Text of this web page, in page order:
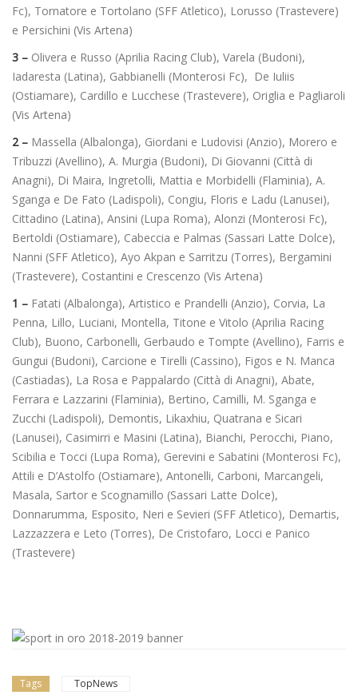
Fc), Tornatore e Tortolano (SFF Atletico), Lorusso (Trastevere)
e Persichini (Vis Artena)
3 – Olivera e Russo (Aprilia Racing Club), Varela (Budoni),
Iadaresta (Latina), Gabbianelli (Monterosi Fc), De Iuliis
(Ostiamare), Cardillo e Lucchese (Trastevere), Origlia e Pagliaroli
(Vis Artena)
2 – Massella (Albalonga), Giordani e Ludovisi (Anzio), Morero e
Tribuzzi (Avellino), A. Murgia (Budoni), Di Giovanni (Città di
Anagni), Di Maira, Ingretolli, Mattia e Morbidelli (Flaminia), A.
Sganga e De Fato (Ladispoli), Congiu, Floris e Ladu (Lanusei),
Cittadino (Latina), Ansini (Lupa Roma), Alonzi (Monterosi Fc),
Bertoldi (Ostiamare), Cabeccia e Palmas (Sassari Latte Dolce),
Nanni (SFF Atletico), Ayo Akpan e Sarritzu (Torres), Bergamini
(Trastevere), Costantini e Crescenzo (Vis Artena)
1 – Fatati (Albalonga), Artistico e Prandelli (Anzio), Corvia, La
Penna, Lillo, Luciani, Montella, Titone e Vitolo (Aprilia Racing
Club), Buono, Carbonelli, Gerbaudo e Tompte (Avellino), Farris e
Gungui (Budoni), Carcione e Tirelli (Cassino), Figos e N. Manca
(Castiadas), La Rosa e Pappalardo (Città di Anagni), Abate,
Ferrara e Lazzarini (Flaminia), Bertino, Camilli, M. Sganga e
Zucchi (Ladispoli), Demontis, Likaxhiu, Quatrana e Sicari
(Lanusei), Casimirri e Masini (Latina), Bianchi, Perocchi, Piano,
Scibilia e Tocci (Lupa Roma), Gerevini e Sabatini (Monterosi Fc),
Attili e D’Astolfo (Ostiamare), Antonelli, Carboni, Marcangeli,
Masala, Sartor e Scognamillo (Sassari Latte Dolce),
Donnarumma, Esposito, Neri e Sevieri (SFF Atletico), Demartis,
Lazzazzera e Leto (Torres), De Cristofaro, Locci e Panico
(Trastevere)
Tags TopNews